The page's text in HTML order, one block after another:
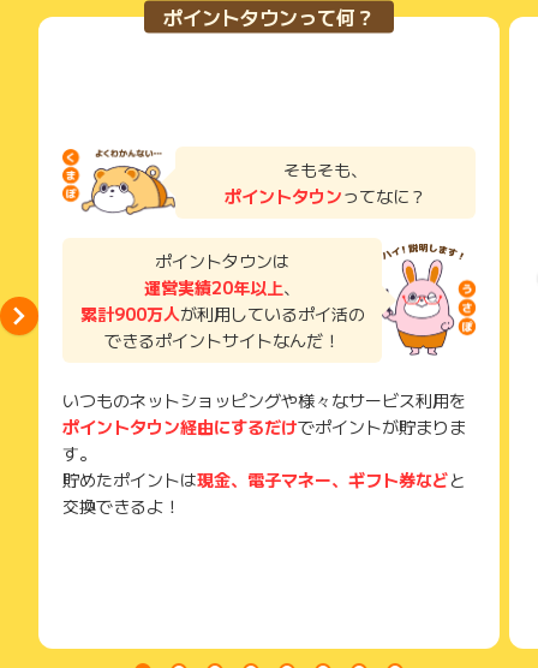
ポイントタウンって何？
そもそも、
ポイントタウンってなに？
ポイントタウンは
運営実績20年以上、
累計900万人が利用しているポイ活の
できるポイントサイトなんだ！
いつものネットショッピングや様々なサービス利用を
ポイントタウン経由にするだけでポイントが貯まりま
す。
貯めたポイントは現金、電子マネー、ギフト券などと
交換できるよ！